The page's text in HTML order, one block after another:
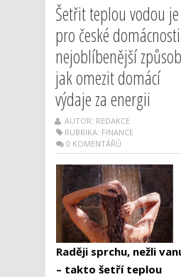
Šetřit teplou vodou je
pro české domácnosti
nejoblíbenější
jak omezit domácí
výdaje za energii
AUTOR: REDAKCE
RUBRIKA: FINANCE
0 KOMENTÁŘŮ
Raději sprchu, nežli
– takto šetří teplou